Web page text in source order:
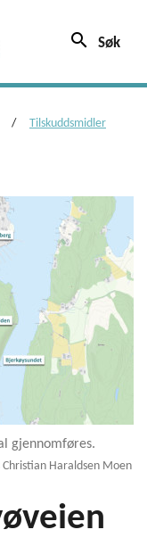
search Søk
Tilskuddsmidler
gjennomføres.
Haraldsen Moen